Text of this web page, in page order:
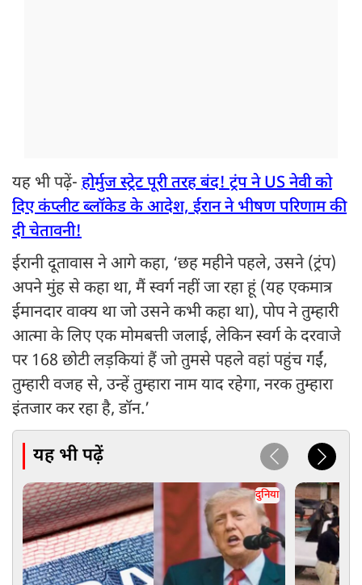
यह भी पढ़ें- होर्मुज स्ट्रेट पूरी तरह बंद! ट्रंप ने US नेवी को
दिए कंप्लीट ब्लॉकेड के आदेश, ईरान ने भीषण परिणाम की
दी चेतावनी!
ईरानी दूतावास ने आगे कहा, ‘छह महीने पहले, उसने (ट्रंप)
अपने मुंह से कहा था, मैं स्वर्ग नहीं जा रहा हूं (यह एकमात्र
ईमानदार वाक्य था जो उसने कभी कहा था), पोप ने तुम्हारी
आत्मा के लिए एक मोमबत्ती जलाई, लेकिन स्वर्ग के दरवाजे
पर 168 छोटी लड़कियां हैं जो तुमसे पहले वहां पहुंच गईं,
तुम्हारी वजह से, उन्हें तुम्हारा नाम याद रहेगा, नरक तुम्हारा
इंतजार कर रहा है, डॉन.’
यह भी पढ़ें
दुनिया